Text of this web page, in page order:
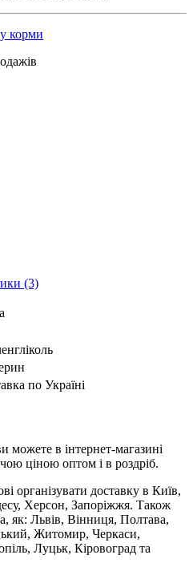
корми
(3)
по Україні
в інтернет-магазині
ціною оптом і в роздріб.
організувати доставку в Київ,
Херсон, Запоріжжя. Також
як: Львів, Вінниця, Полтава,
Житомир, Черкаси,
Луцьк, Кіровоград та